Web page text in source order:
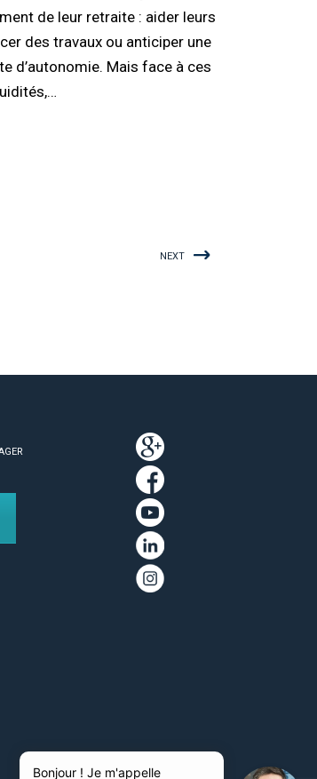
de leur retraite : aider leurs
des travaux ou anticiper une
d’autonomie. Mais face à ces
NEXT